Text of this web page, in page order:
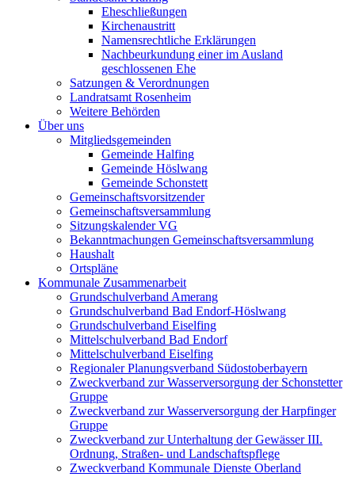
Eheschließungen
Kirchenaustritt
Namensrechtliche Erklärungen
Nachbeurkundung einer im Ausland
geschlossenen Ehe
Satzungen & Verordnungen
Landratsamt Rosenheim
Weitere Behörden
Über uns
Mitgliedsgemeinden
Gemeinde Halfing
Gemeinde Höslwang
Gemeinde Schonstett
Gemeinschaftsvorsitzender
Gemeinschaftsversammlung
Sitzungskalender VG
Bekanntmachungen Gemeinschaftsversammlung
Haushalt
Ortspläne
Kommunale Zusammenarbeit
Grundschulverband Amerang
Grundschulverband Bad Endorf-Höslwang
Grundschulverband Eiselfing
Mittelschulverband Bad Endorf
Mittelschulverband Eiselfing
Regionaler Planungsverband Südostoberbayern
Zweckverband zur Wasserversorgung der Schonstetter
Gruppe
Zweckverband zur Wasserversorgung der Harpfinger
Gruppe
Zweckverband zur Unterhaltung der Gewässer III.
Ordnung, Straßen- und Landschaftspflege
Zweckverband Kommunale Dienste Oberland